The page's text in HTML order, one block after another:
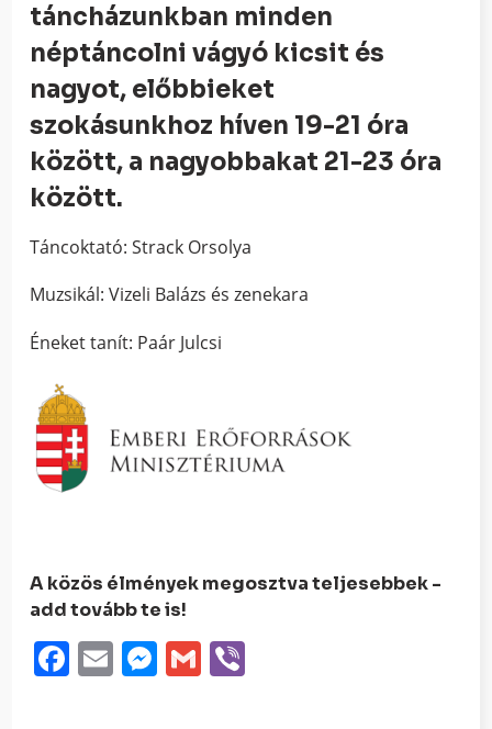
táncházunkban minden
néptáncolni vágyó kicsit és
nagyot, előbbieket
szokásunkhoz híven 19-21 óra
között, a nagyobbakat 21-23 óra
között.
Táncoktató: Strack Orsolya
Muzsikál: Vizeli Balázs és zenekara
Éneket tanít: Paár Julcsi
A közös élmények megosztva teljesebbek -
add tovább te is!
Facebook
EmailMessenger
Gmail